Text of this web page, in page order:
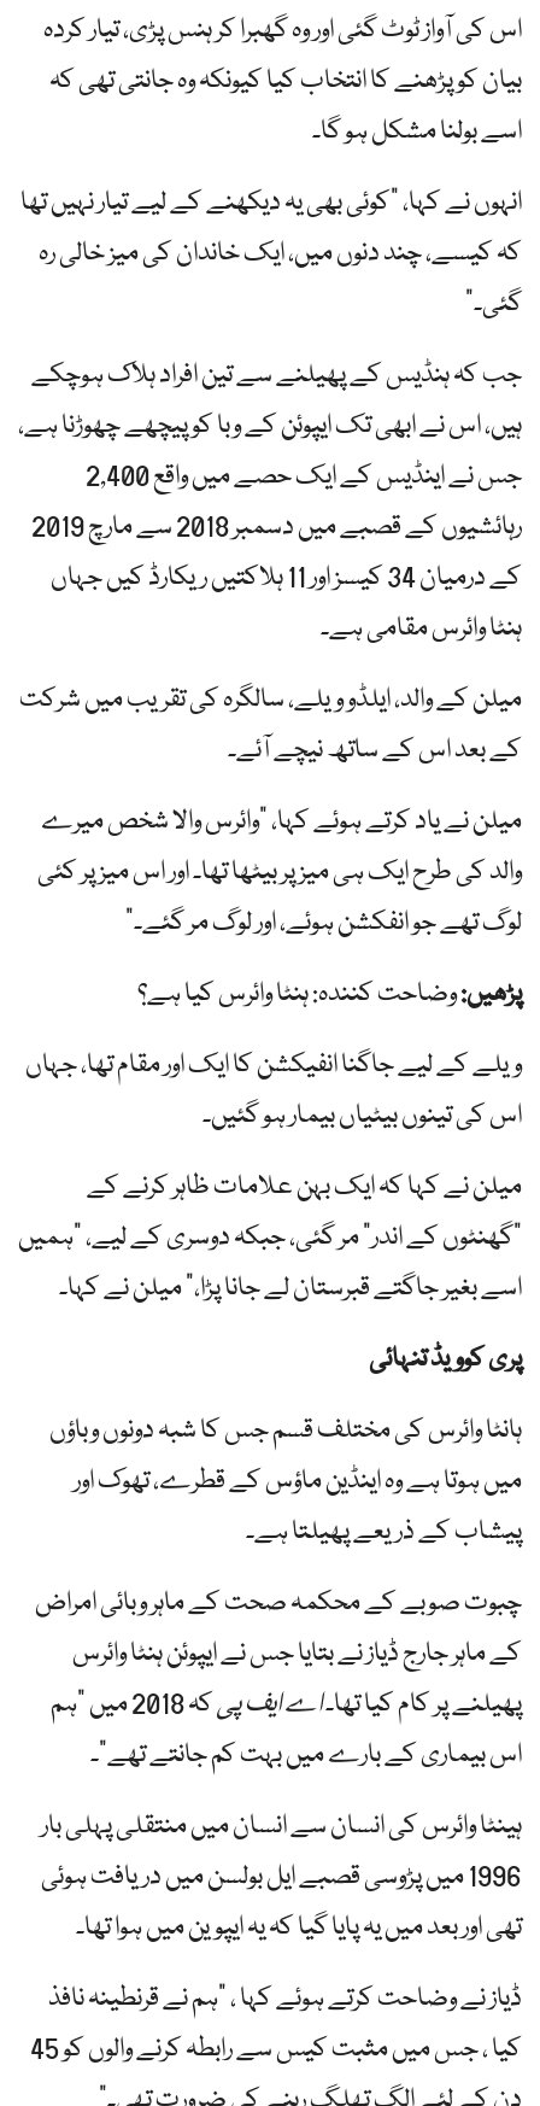
اس کی آواز ٹوٹ گئی اور وہ گھبرا کر ہنس پڑی، تیار کردہ
بیان کو پڑھنے کا انتخاب کیا کیونکہ وہ جانتی تھی کہ
اسے بولنا مشکل ہو گا۔
انہوں نے کہا، "کوئی بھی یہ دیکھنے کے لیے تیار نہیں تھا
کہ کیسے، چند دنوں میں، ایک خاندان کی میز خالی رہ
گئی۔”
جب کہ ہنڈیس کے پھیلنے سے تین افراد ہلاک ہوچکے
ہیں، اس نے ابھی تک ایپوئن کے وبا کو پیچھے چھوڑنا ہے،
جس نے اینڈیس کے ایک حصے میں واقع 2,400
رہائشیوں کے قصبے میں دسمبر 2018 سے مارچ 2019
کے درمیان 34 کیسز اور 11 ہلاکتیں ریکارڈ کیں جہاں
ہنٹا وائرس مقامی ہے۔
میلن کے والد، ایلڈو ویلے، سالگرہ کی تقریب میں شرکت
کے بعد اس کے ساتھ نیچے آئے۔
میلن نے یاد کرتے ہوئے کہا، "وائرس والا شخص میرے
والد کی طرح ایک ہی میز پر بیٹھا تھا۔ اور اس میز پر کئی
لوگ تھے جو انفکشن ہوئے، اور لوگ مر گئے۔”
پڑھیں:وضاحت کنندہ: ہنٹا وائرس کیا ہے؟
ویلے کے لیے جاگنا انفیکشن کا ایک اور مقام تھا، جہاں
اس کی تینوں بیٹیاں بیمار ہو گئیں۔
میلن نے کہا کہ ایک بہن علامات ظاہر کرنے کے
"گھنٹوں کے اندر” مر گئی، جبکہ دوسری کے لیے، "ہمیں
اسے بغیر جاگتے قبرستان لے جانا پڑا،” میلن نے کہا۔
پری کوویڈ تنہائی
ہانٹا وائرس کی مختلف قسم جس کا شبہ دونوں وباؤں
میں ہوتا ہے وہ اینڈین ماؤس کے قطرے، تھوک اور
پیشاب کے ذریعے پھیلتا ہے۔
چبوت صوبے کے محکمہ صحت کے ماہر وبائی امراض
کے ماہر جارج ڈیاز نے بتایا جس نے ایپوئن ہنٹا وائرس
پھیلنے پر کام کیا تھا۔اے ایف پی
کہ 2018 میں "ہم
اس بیماری کے بارے میں بہت کم جانتے تھے”۔
ہینٹا وائرس کی انسان سے انسان میں منتقلی پہلی بار
1996 میں پڑوسی قصبے ایل بولسن میں دریافت ہوئی
تھی اور بعد میں یہ پایا گیا کہ یہ ایپوین میں ہوا تھا۔
ڈیاز نے وضاحت کرتے ہوئے کہا ، "ہم نے قرنطینہ نافذ
کیا ، جس میں مثبت کیس سے رابطہ کرنے والوں کو 45